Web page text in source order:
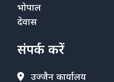
भोपाल
देवास
संपर्क करें
उज्जैन कार्यालय